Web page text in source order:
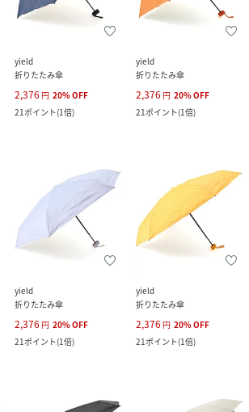
yield
折りたたみ傘
2,376 円 20%OFF
21ポイント(1倍)
yield
折りたたみ傘
2,376 円 20%OFF
21ポイント(1倍)
yield
折りたたみ傘
2,376 円 20%OFF
21ポイント(1倍)
yield
折りたたみ傘
2,376 円 20%OFF
21ポイント(1倍)